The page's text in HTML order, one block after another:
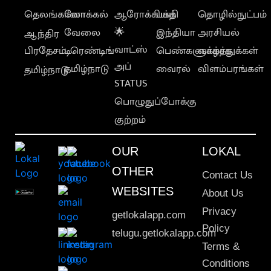
தெலங்கானா
ஆந்திர
பிரதேசம்
தமிழ்நாடு
லோக்கல்
வேலை
டிரெண்டிங்
தமிழ்நாடு
ஆரோக்கியம்
🌟
வாட்ஸ்
அப்
STATUS
பொழுதுப்போக்கு
குற்றம்
பக்தி
இந்தியா
பெண்களுக்காக
வைரல்
தொழில்நுட்பம்
அரசியல்
வாழ்த்துக்கள்
விளம்பரங்கள்
OUR
OTHER
WEBSITES
getlokalapp.com
telugu.getlokalapp.com
LOKAL
Contact Us
About Us
Privacy
Policy
Terms &
Conditions